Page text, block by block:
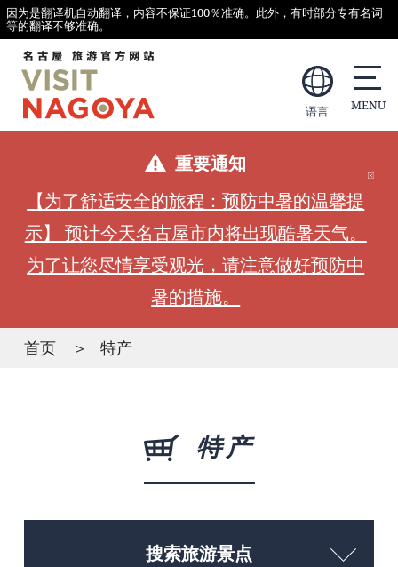
因为是翻译机自动翻译，内容不保证100％准确。此外，有时部分专有名词
等的翻译不够准确。
语言
重要通知
【为了舒适安全的旅程：预防中暑的温馨提
示】 预计今天名古屋市内将出现酷暑天气。
为了让您尽情享受观光，请注意做好预防中
暑的措施。
首页 特产
特产
搜索旅游景点